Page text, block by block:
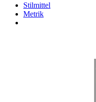
Stilmittel
Metrik